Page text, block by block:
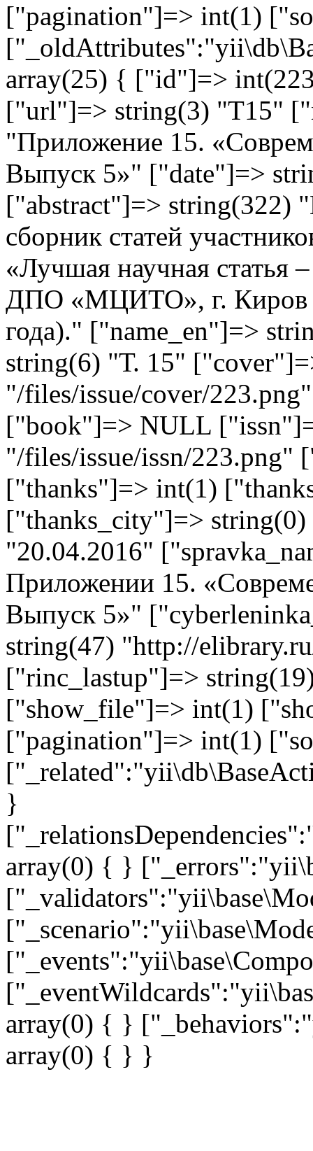
["pagination"]=> int(1)
array(25) { ["id"]=>
["url"]=> string(3) "T15"
"Приложение 15.
Выпуск 5»" ["date"]=>
["abstract"]=> string(322)
сборник статей
«Лучшая научная статья
ДПО «МЦИТО», г. Киров
года)." ["name_en"]=>
string(6) "Т. 15"
"/files/issue/cover/
["book"]=> NULL
"/files/issue/issn/
["thanks"]=> int(1)
["thanks_city"]=>
"20.04.2016"
Приложении 15.
Выпуск 5»"
string(47) "http://
["rinc_lastup"]=>
["show_file"]=> int(1)
["pagination"]=> int(1)
}
array(0) { }
array(0) { }
array(0) { } }